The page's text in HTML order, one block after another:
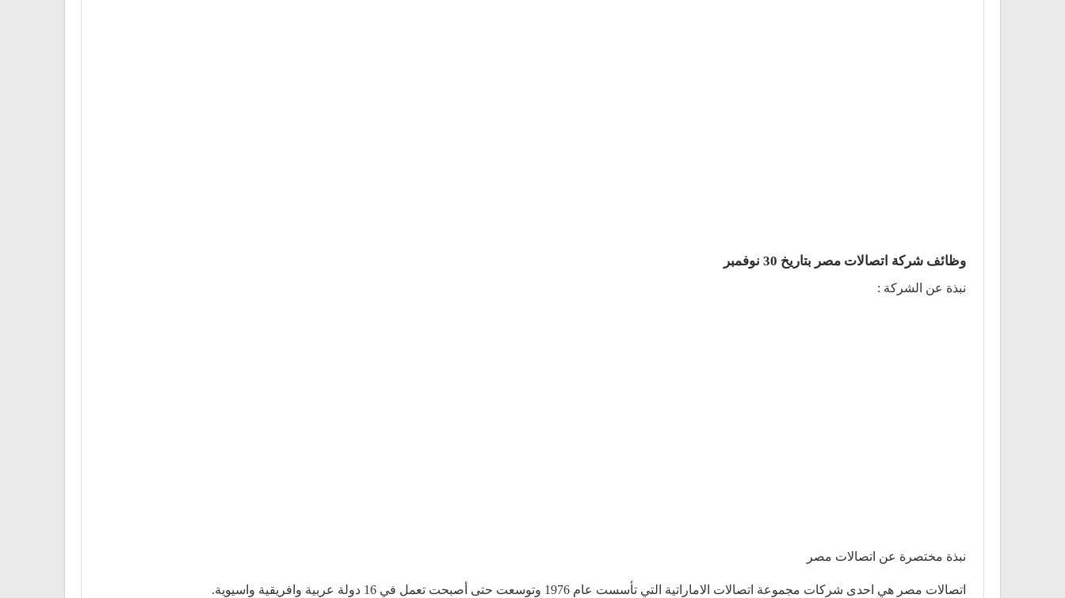
وظائف شركة اتصالات مصر بتاريخ 30 نوفمبر
نبذة عن الشركة :
نبذة مختصرة عن اتصالات مصر
اتصالات مصر هي احدى شركات مجموعة اتصالات الاماراتية التي تأسست عام 1976 وتوسعت حتى أصبحت تعمل في 16 دولة عربية وافريقية واسيوية.